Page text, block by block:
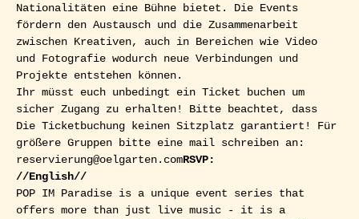
Nationalitäten eine Bühne bietet. Die Events
fördern den Austausch und die Zusammenarbeit
zwischen Kreativen, auch in Bereichen wie Video
und Fotografie wodurch neue Verbindungen und
Projekte entstehen können.
Ihr müsst euch unbedingt ein Ticket buchen um
sicher Zugang zu erhalten! Bitte beachtet, dass
Die Ticketbuchung keinen Sitzplatz garantiert! Für
größere Gruppen bitte eine mail schreiben an:
reservierung@oelgarten.comRSVP:
//English//
POP IM Paradise is a unique event series that
offers more than just live music - it is a